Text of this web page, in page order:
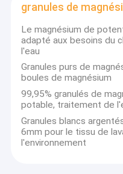
granules de
Le magnésium de
adapté aux besoins du
l'eau
Granules purs de
boules de magnésium
99,95% granulés de
potable, traitement de
Granules blancs
6mm pour le tissu de
l'environnement